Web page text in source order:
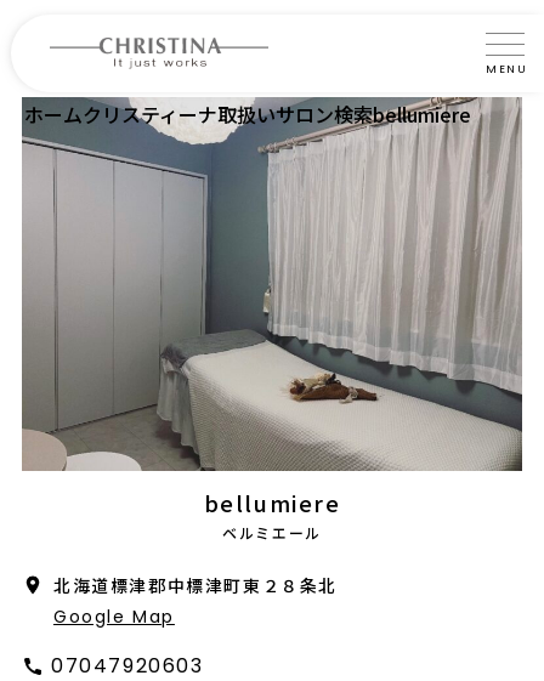
MENU
クリスティーナについて
製品について
認定インストラクター・トレーナー紹介
採用情報
製品導入について
ホームクリスティーナ取扱いサロン検索bellumiere
bellumiere
ベルミエール
北海道標津郡中標津町東２８条北
Google Map
07047920603